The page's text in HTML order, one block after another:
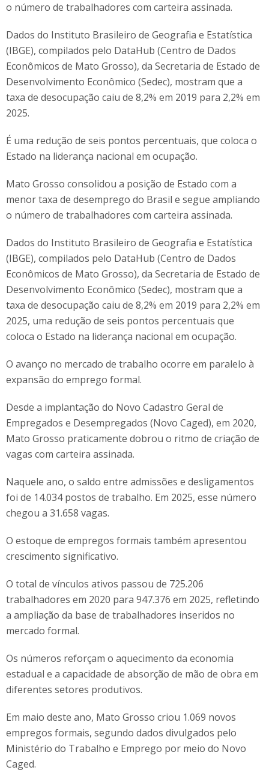
o número de trabalhadores com carteira assinada.
Dados do Instituto Brasileiro de Geografia e Estatística
(IBGE), compilados pelo DataHub (Centro de Dados
Econômicos de Mato Grosso), da Secretaria de Estado de
Desenvolvimento Econômico (Sedec), mostram que a
taxa de desocupação caiu de 8,2% em 2019 para 2,2% em
2025.
É uma redução de seis pontos percentuais, que coloca o
Estado na liderança nacional em ocupação.
Mato Grosso consolidou a posição de Estado com a
menor taxa de desemprego do Brasil e segue ampliando
o número de trabalhadores com carteira assinada.
Dados do Instituto Brasileiro de Geografia e Estatística
(IBGE), compilados pelo DataHub (Centro de Dados
Econômicos de Mato Grosso), da Secretaria de Estado de
Desenvolvimento Econômico (Sedec), mostram que a
taxa de desocupação caiu de 8,2% em 2019 para 2,2% em
2025, uma redução de seis pontos percentuais que
coloca o Estado na liderança nacional em ocupação.
O avanço no mercado de trabalho ocorre em paralelo à
expansão do emprego formal.
Desde a implantação do Novo Cadastro Geral de
Empregados e Desempregados (Novo Caged), em 2020,
Mato Grosso praticamente dobrou o ritmo de criação de
vagas com carteira assinada.
Naquele ano, o saldo entre admissões e desligamentos
foi de 14.034 postos de trabalho. Em 2025, esse número
chegou a 31.658 vagas.
O estoque de empregos formais também apresentou
crescimento significativo.
O total de vínculos ativos passou de 725.206
trabalhadores em 2020 para 947.376 em 2025, refletindo
a ampliação da base de trabalhadores inseridos no
mercado formal.
Os números reforçam o aquecimento da economia
estadual e a capacidade de absorção de mão de obra em
diferentes setores produtivos.
Em maio deste ano, Mato Grosso criou 1.069 novos
empregos formais, segundo dados divulgados pelo
Ministério do Trabalho e Emprego por meio do Novo
Caged.